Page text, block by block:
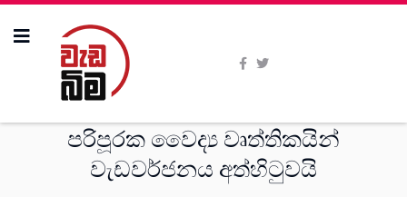
පරිපූරක වෛද්‍ය වෘත්තිකයින්
වැඩවර්ජනය අත්හිටුවයි